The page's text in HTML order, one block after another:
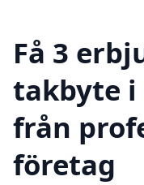
Få 3
takbyte i
från
företag